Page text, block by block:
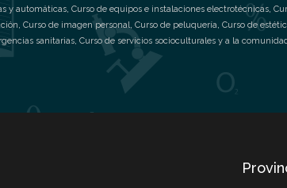
y automáticas, Curso de equipos e instalaciones electrotécnicas,
, Curso de imagen personal, Curso de peluquería, Curso de
sanitarias, Curso de servicios socioculturales y a la